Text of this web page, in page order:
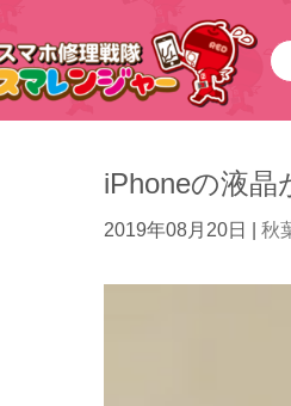
iPhoneの液
2019年08月20日 秋